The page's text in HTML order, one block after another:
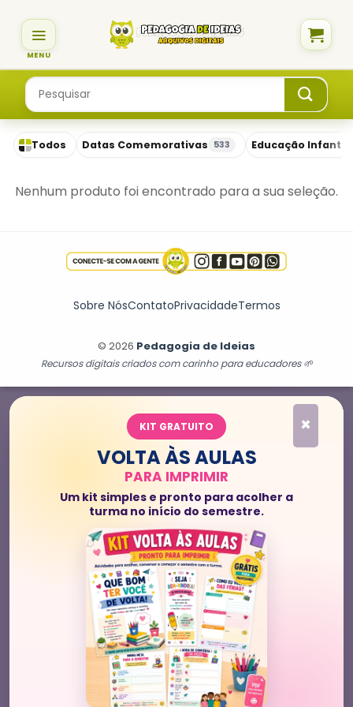
content
Pesquisar
por:
Todos Datas Comemorativas 533 Educação Infantil
Nenhum produto foi encontrado para a sua seleção.
Sobre NósContatoPrivacidadeTermos
© 2026 Pedagogia de Ideias
Recursos digitais criados com carinho para educadores 🌱
×
KIT GRATUITO
VOLTA ÀS AULAS
PARA IMPRIMIR
Um kit simples e pronto para acolher a
turma no início do semestre.